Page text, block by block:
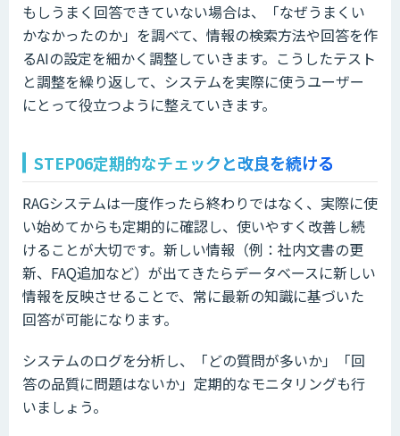
もしうまく回答できていない場合は、「なぜうまくい
かなかったのか」を調べて、情報の検索方法や回答を作
るAIの設定を細かく調整していきます。こうしたテスト
と調整を繰り返して、システムを実際に使うユーザー
にとって役立つように整えていきます。
STEP06定期的なチェックと改良を続ける
RAGシステムは一度作ったら終わりではなく、実際に使
い始めてからも定期的に確認し、使いやすく改善し続
けることが大切です。新しい情報（例：社内文書の更
新、FAQ追加など）が出てきたらデータベースに新しい
情報を反映させることで、常に最新の知識に基づいた
回答が可能になります。
システムのログを分析し、「どの質問が多いか」「回
答の品質に問題はないか」定期的なモニタリングも行
いましょう。